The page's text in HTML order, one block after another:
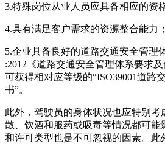
3.特殊岗位从业人员应具备相应的资
4.具有满足客户需求的资源整合能力；
5.企业具备良好的道路交通安全管理
:2012《道路交通安全管理体系要求
可获得相对应等级的“ISO39001道路
书”。
此外，驾驶员的身体状况也应特别考
散、饮酒和服药或吸毒等情况都可能
和许可类型也是不可忽视的因素。此